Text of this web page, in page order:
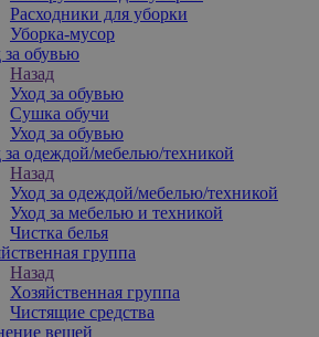
Расходники для уборки
Уборка-мусор
за обувью
Назад
Уход за обувью
Сушка обучи
Уход за обувью
за одеждой/мебелью/техникой
Назад
Уход за одеждой/мебелью/техникой
Уход за мебелью и техникой
Чистка белья
группа
Назад
Хозяйственная группа
Чистящие средства
вещей